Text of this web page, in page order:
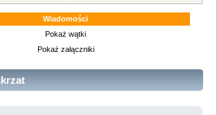
Wiadomości
Pokaż wątki
Pokaż załączniki